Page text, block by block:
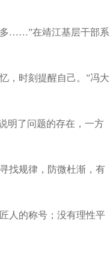
多……”在靖江基层干部系
，时刻提醒自己。”冯大
明了问题的存在，一方
找规律，防微杜渐，有
人的称号；没有理性平